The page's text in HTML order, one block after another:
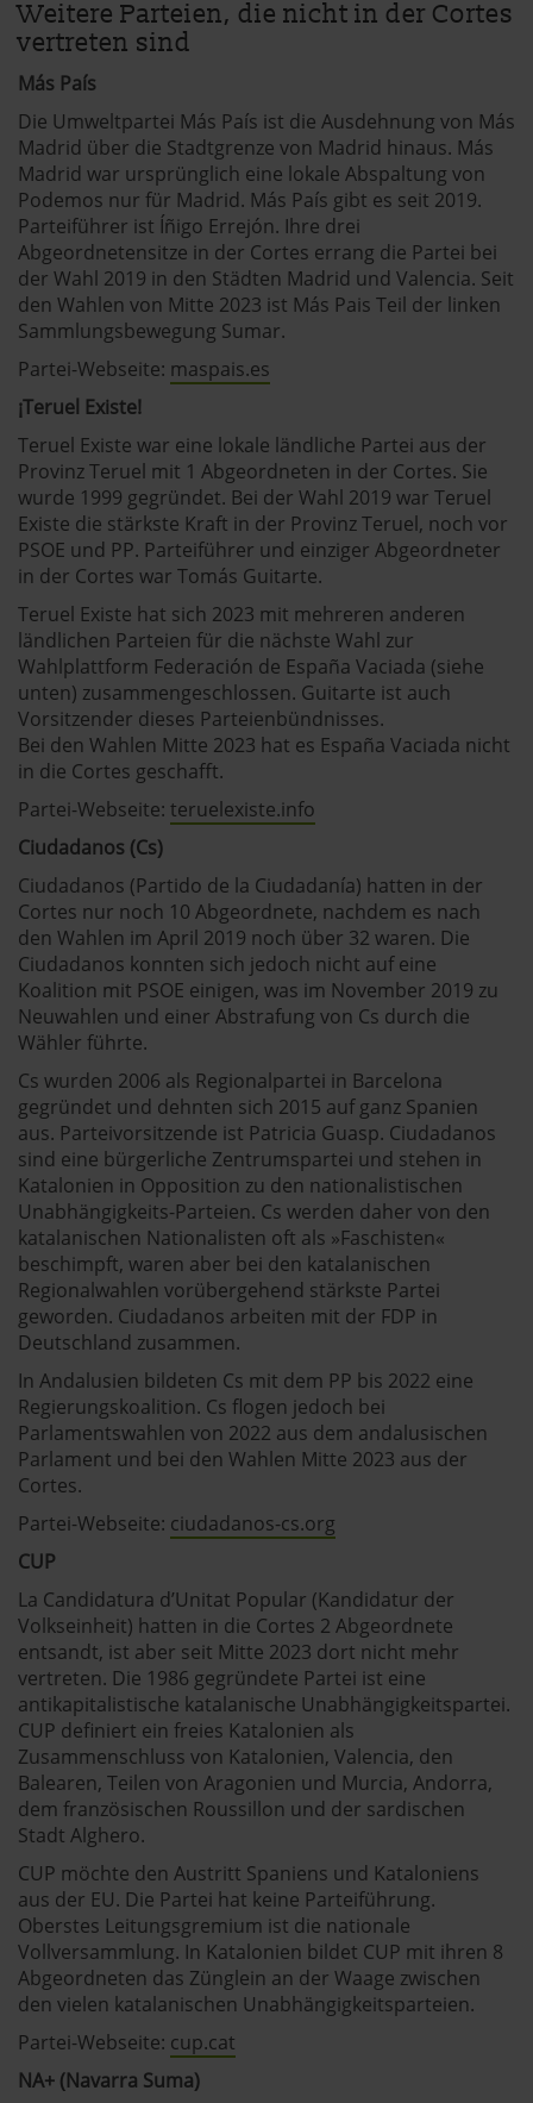
andalusien360.de verwendet Cookies
notwendig sind, jedoch helfen das Onlineangebot zu
verbessern und wirtschaftlich zu betreiben. Du kannst in
den Einsatz der nicht notwendigen Cookies mit dem Klick
auf die Schaltfläche »Akzeptieren« einwilligen oder dich
per Klick auf »Anpassen« anders entscheiden. Die
Einwilligung umfasst alle vorausgewählten, bzw. von dir
ausgewählten Cookies. Du kannst diese Einstellungen
jederzeit aufrufen und Cookies auch nachträglich
jederzeit abwählen. Weitere Hinweise zu den
verwendeten Verfahren und Begrifflichkeiten (z.B.
»Cookies«, »Marketing« und »Statistik«) erhältst du in
der Datenschutzerklärung.
Datenschutzerklärung Impressum
Weitere Parteien, die nicht in der Cortes
vertreten sind
Más País
Die Umweltpartei Más País ist die Ausdehnung von Más
Madrid über die Stadtgrenze von Madrid hinaus. Más
Madrid war ursprünglich eine lokale Abspaltung von
Podemos nur für Madrid. Más País gibt es seit 2019.
Parteiführer ist Íñigo Errejón. Ihre drei
Abgeordnetensitze in der Cortes errang die Partei bei
der Wahl 2019 in den Städten Madrid und Valencia. Seit
den Wahlen von Mitte 2023 ist Más Pais Teil der linken
Sammlungsbewegung Sumar.
Partei-Webseite: maspais.es
¡Teruel Existe!
Teruel Existe war eine lokale ländliche Partei aus der
Provinz Teruel mit 1 Abgeordneten in der Cortes. Sie
wurde 1999 gegründet. Bei der Wahl 2019 war Teruel
Existe die stärkste Kraft in der Provinz Teruel, noch vor
PSOE und PP. Parteiführer und einziger Abgeordneter
in der Cortes war Tomás Guitarte.
Teruel Existe hat sich 2023 mit mehreren anderen
ländlichen Parteien für die nächste Wahl zur
Wahlplattform Federación de España Vaciada (siehe
unten) zusammengeschlossen. Guitarte ist auch
Vorsitzender dieses Parteienbündnisses.
Bei den Wahlen Mitte 2023 hat es España Vaciada nicht
in die Cortes geschafft.
Partei-Webseite: teruelexiste.info
Ciudadanos (Cs)
Ciudadanos (Partido de la Ciudadanía) hatten in der
Cortes nur noch 10 Abgeordnete, nachdem es nach
den Wahlen im April 2019 noch über 32 waren. Die
Ciudadanos konnten sich jedoch nicht auf eine
Koalition mit PSOE einigen, was im November 2019 zu
Neuwahlen und einer Abstrafung von Cs durch die
Wähler führte.
Cs wurden 2006 als Regionalpartei in Barcelona
gegründet und dehnten sich 2015 auf ganz Spanien
aus. Parteivorsitzende ist Patricia Guasp. Ciudadanos
sind eine bürgerliche Zentrumspartei und stehen in
Katalonien in Opposition zu den nationalistischen
Unabhängigkeits-Parteien. Cs werden daher von den
katalanischen Nationalisten oft als »Faschisten«
beschimpft, waren aber bei den katalanischen
Regionalwahlen vorübergehend stärkste Partei
geworden. Ciudadanos arbeiten mit der FDP in
Deutschland zusammen.
In Andalusien bildeten Cs mit dem PP bis 2022 eine
Regierungskoalition. Cs flogen jedoch bei
Parlamentswahlen von 2022 aus dem andalusischen
Parlament und bei den Wahlen Mitte 2023 aus der
Cortes.
Partei-Webseite: ciudadanos-cs.org
CUP
La Candidatura d’Unitat Popular (Kandidatur der
Volkseinheit) hatten in die Cortes 2 Abgeordnete
entsandt, ist aber seit Mitte 2023 dort nicht mehr
vertreten. Die 1986 gegründete Partei ist eine
antikapitalistische katalanische Unabhängigkeitspartei.
CUP definiert ein freies Katalonien als
Zusammenschluss von Katalonien, Valencia, den
Balearen, Teilen von Aragonien und Murcia, Andorra,
dem französischen Roussillon und der sardischen
Stadt Alghero.
CUP möchte den Austritt Spaniens und Kataloniens
aus der EU. Die Partei hat keine Parteiführung.
Oberstes Leitungsgremium ist die nationale
Vollversammlung. In Katalonien bildet CUP mit ihren 8
Abgeordneten das Zünglein an der Waage zwischen
den vielen katalanischen Unabhängigkeitsparteien.
Partei-Webseite: cup.cat
NA+ (Navarra Suma)